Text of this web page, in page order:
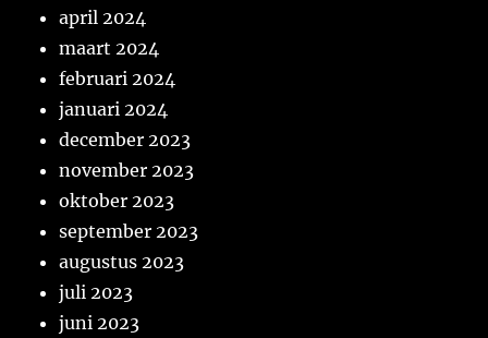
april 2024
maart 2024
februari 2024
januari 2024
december 2023
november 2023
oktober 2023
september 2023
augustus 2023
juli 2023
juni 2023